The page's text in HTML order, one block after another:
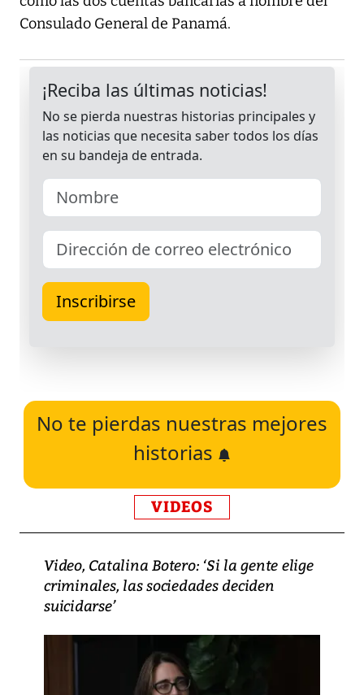
Consulado General de Panamá.
No te pierdas nuestras mejores
historias
VIDEOS
Video, Catalina Botero: ‘Si la gente elige
criminales, las sociedades deciden
suicidarse’